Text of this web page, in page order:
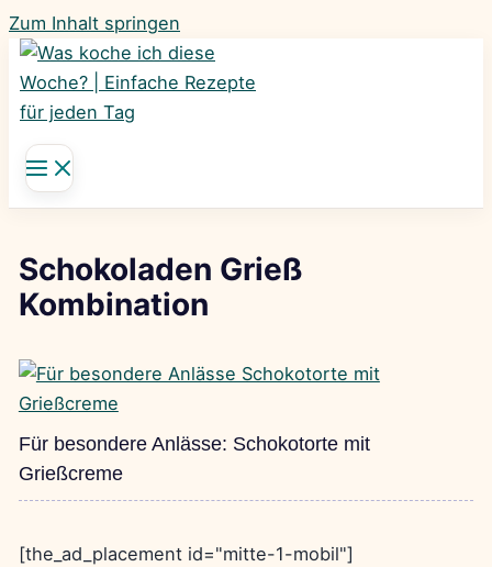
Zum Inhalt springen
Schokoladen Grieß
Kombination
Für besondere Anlässe: Schokotorte mit
Grießcreme
[the_ad_placement id="mitte-1-mobil"]